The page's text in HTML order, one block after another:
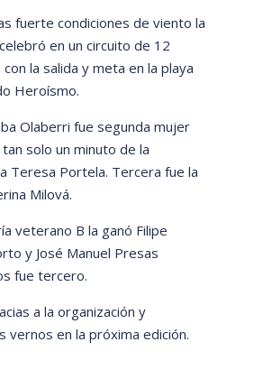
fuerte condiciones de viento la
en un circuito de 12
la salida y meta en la playa
Heroísmo.
Olaberri fue segunda mujer
solo un minuto de la
Teresa Portela. Tercera fue la
Milová.
veterano B la ganó Filipe
y José Manuel Presas
fue tercero.
a la organización y
vernos en la próxima edición.